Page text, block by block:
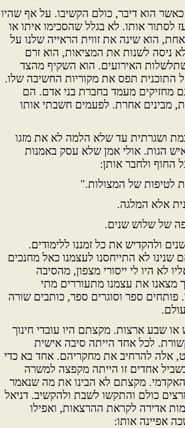
כאשר הוא דיבר, כולם הקשיבו. על אף שהיו
לסתור אותו. לא בגלל שהסכימו איתו או
הוא שינה את זווית הראייה שלנו על
ניסה לשנות את המציאות, הוא זרם
האירועים. הוא השקיף מהצד
התוכנית תפס את מקוריות החשיבה שלו.
מחזיקים מעמד בחברת בני אדם. הם
מבינים אחרת. לפעמים חשבתי אותו
ושגרתית עד שלא הלמה לא את מזגו
הגות. אולי אמן שלא עסק באמנות
החוף ולחבר אותן:
לטיפות של המצולות."
אלא המלגה.
של שלוש שנים.
ולהקדיש את כל זמננו ללימודים.
לא התייחסנו לעצמנו כאל מחנכים
לא היו לי ייסורי מצפון, מהסיבה
מצאנו את עצמנו מתעוררים מתי
פותחים ספר וסוגרים ספר, כותבים שורה
שבע ארצות. מקצתם היו עובדי חינוך
לכל אחד הייתה סיבה אישית
אלה להרחיב את מחקריהם. אחד בא כדי
אחדים זו הייתה מקפצה למשרה
מקצתם לא הבינו את מה שנאמר
כולם והתקשו לשבת ולהקשיב. דניאל
אדירה לקראת ההרצאות, ואפילו
אפיינה אותו: